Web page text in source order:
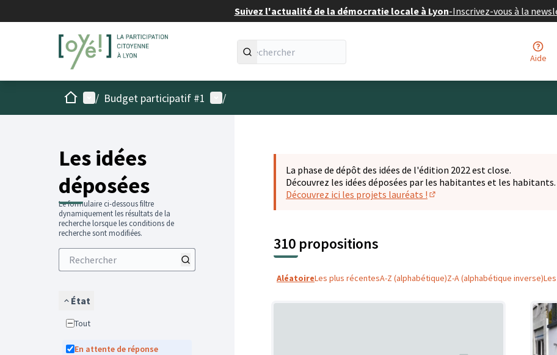
Suivez l'actualité de la démocratie locale à Lyon-Inscrivez-vous à la
Aide
AccueilMenu principal
/ Budget participatif #1 Menu utilisateur
/
Les idées
déposées
Le formulaire ci-dessous filtre
dynamiquement les résultats de la
recherche lorsque les conditions de
recherche sont modifiées.
État
Tout
En attente de réponse
La phase de dépôt des idées de l'édition 2022 est close.
Découvrez les idées déposées par les habitantes et les habitants.
Découvrez ici les projets lauréats !
310 propositions
AléatoireLes plus récentesA-Z (alphabétique)Z-A (alphabétique inverse)